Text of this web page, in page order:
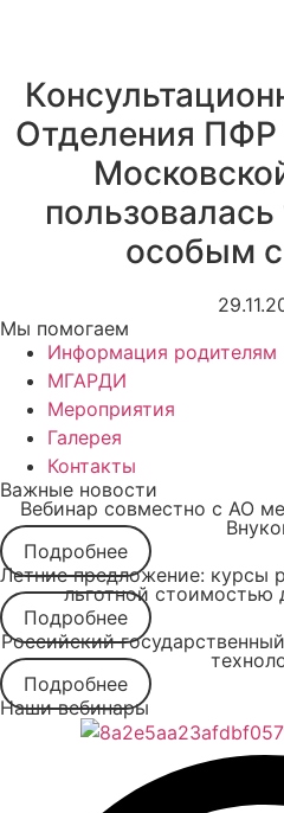
Отделения ПФР
особым
Мы помогаем
Информация родителям
МГАРДИ
Мероприятия
Галерея
Контакты
Важные новости
Вебинар совместно с АО
Подробнее
Летние предложение: курсы
льготной
Подробнее
Российский
Подробнее
Наши вебинары